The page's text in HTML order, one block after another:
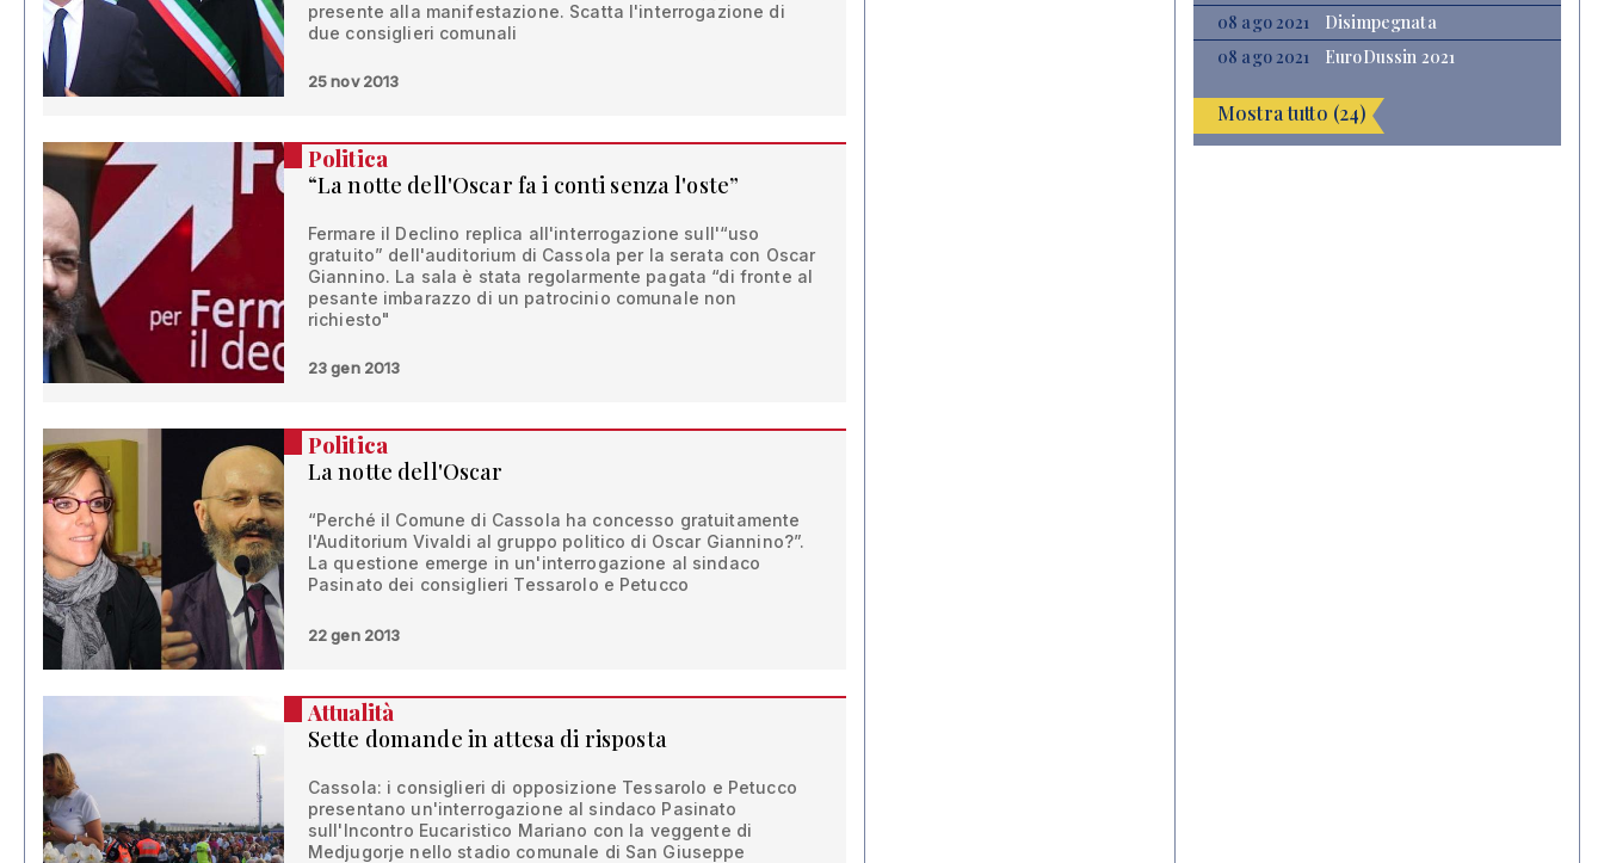
presente alla manifestazione. Scatta l'interrogazione di
due consiglieri comunali
25 nov 2013
Politica
“La notte dell'Oscar fa i conti senza l'oste”
Fermare il Declino replica all'interrogazione sull'“uso
gratuito” dell'auditorium di Cassola per la serata con Oscar
Giannino. La sala è stata regolarmente pagata “di fronte al
pesante imbarazzo di un patrocinio comunale non
richiesto"
23 gen 2013
Politica
La notte dell'Oscar
“Perché il Comune di Cassola ha concesso gratuitamente
l'Auditorium Vivaldi al gruppo politico di Oscar Giannino?”.
La questione emerge in un'interrogazione al sindaco
Pasinato dei consiglieri Tessarolo e Petucco
22 gen 2013
Attualità
Sette domande in attesa di risposta
Cassola: i consiglieri di opposizione Tessarolo e Petucco
presentano un'interrogazione al sindaco Pasinato
sull'Incontro Eucaristico Mariano con la veggente di
Medjugorje nello stadio comunale di San Giuseppe
08 ago 2021
Disimpegnata
08 ago 2021
EuroDussin 2021
Mostra tutto (24)